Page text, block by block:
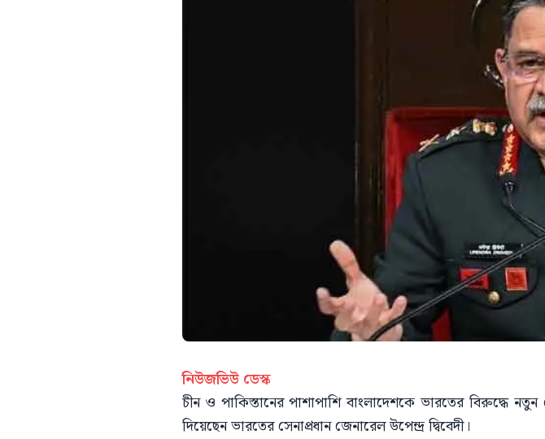
নিউজভিউ ডেস্ক
চীন ও পাকিস্তানের পাশাপাশি বাংলাদেশকে ভারতের বিরুদ্ধে
দিয়েছেন ভারতের সেনাপ্রধান জেনারেল উপেন্দ্র দ্বিবেদী।